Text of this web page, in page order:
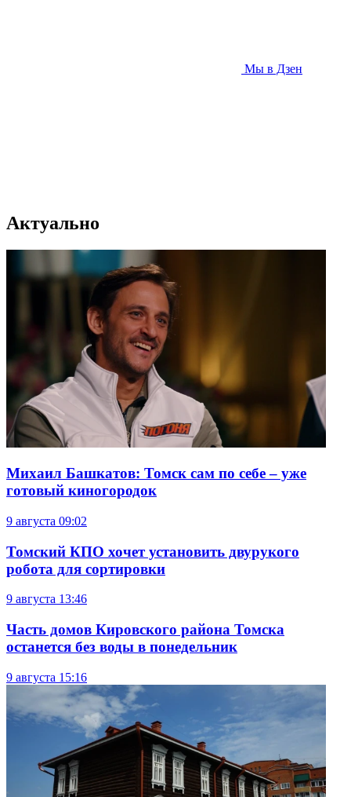
Мы в Дзен
Актуально
Михаил Башкатов: Томск сам по себе – уже
готовый киногородок
9 августа 09:02
Томский КПО хочет установить двурукого
робота для сортировки
9 августа 13:46
Часть домов Кировского района Томска
останется без воды в понедельник
9 августа 15:16